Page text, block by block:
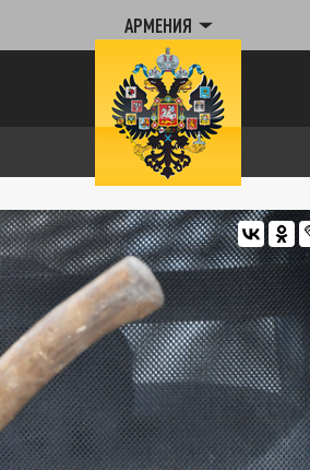
АРМЕНИЯ